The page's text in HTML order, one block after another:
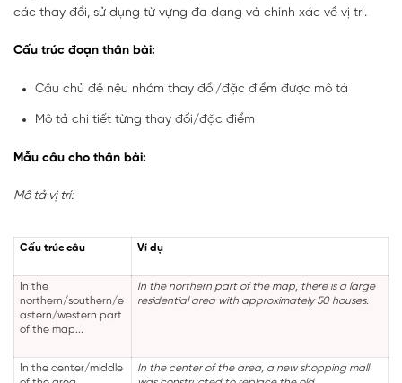
các thay đổi, sử dụng từ vựng đa dạng và chính xác về vị trí.
Cấu trúc đoạn thân bài:
Câu chủ đề nêu nhóm thay đổi/đặc điểm được mô tả
Mô tả chi tiết từng thay đổi/đặc điểm
Mẫu câu cho thân bài:
Mô tả vị trí:
Cấu trúc câu Ví dụ
In the
northern/southern/e
astern/western part
of the map...
In the northern part of the map, there is a large
residential area with approximately 50 houses.
In the center/middle
In the center of the area, a new shopping mall